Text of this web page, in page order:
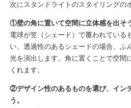
次にスタンドライトのスタイリングの
①壁の角に置いて空間に立体感を出そ
電球が笠（シェード）で覆われている
い、透過性のあるシェードの場合、ふ
光を演出します。角に置くことで空間
くれます。
②デザイン性のあるものを選び、イン
う。